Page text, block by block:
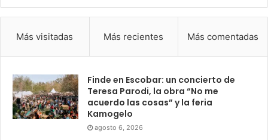
Más visitadas Más recientes Más comentadas
Finde en Escobar: un concierto de
Teresa Parodi, la obra “No me
acuerdo las cosas” y la feria
Kamogelo
agosto 6, 2026